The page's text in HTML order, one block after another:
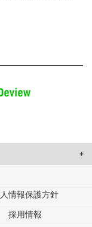
たコンテンツや広告の
しています。
情報保護方針
採用情報